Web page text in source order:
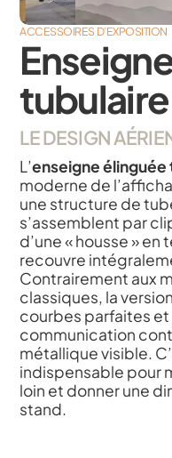
ACCESSOIRES D’EXPOSITION
tubulaire
LE DESIGN
L’enseigne élinguée
moderne de
une structure de
s’assemblent par
d’une « housse »
recouvre
Contrairement aux
classiques, la
courbes parfaites et
communication
métallique visible.
indispensable pour
loin et donner une
stand.